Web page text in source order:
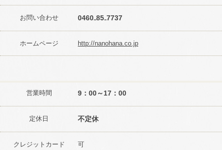
お問い合わせ 0460₋85₋7737
ホームページ http://nanohana.co.jp
営業時間 9：00～17：00
定休日 不定休
クレジットカード 可